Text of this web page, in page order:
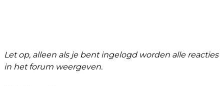
Let op, alleen als je bent ingelogd worden alle reacties
in het forum weergeven.